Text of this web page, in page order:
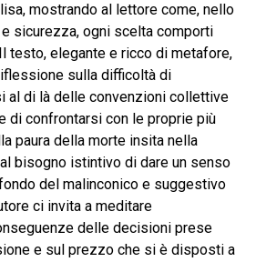
mostrando al lettore come, nello
sicurezza, ogni scelta comporti
testo, elegante e ricco di metafore,
sulla difficoltà di
al di là delle convenzioni collettive
di confrontarsi con le proprie più
paura della morte insita nella
bisogno istintivo di dare un senso
del malinconico e suggestivo
ci invita a meditare
delle decisioni prese
e sul prezzo che si è disposti a